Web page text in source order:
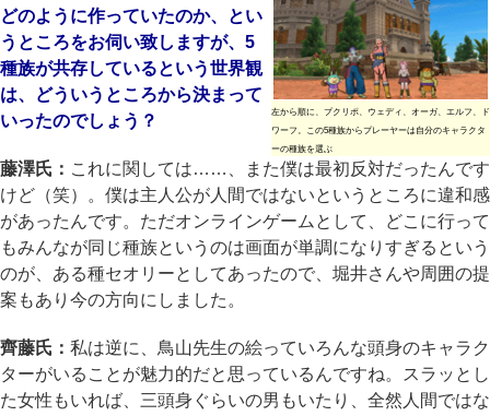
左から順に、プクリポ、ウェディ、オーガ、エルフ、ド
ワーフ。この5種族からプレーヤーは自分のキャラクタ
ーの種族を選ぶ
どのように作っていたのか、とい
うところをお伺い致しますが、5
種族が共存しているという世界観
は、どういうところから決まって
いったのでしょう？
藤澤氏： これに関しては……、また僕は最初反対だったんです
けど（笑）。僕は主人公が人間ではないというところに違和感
があったんです。ただオンラインゲームとして、どこに行って
もみんなが同じ種族というのは画面が単調になりすぎるという
のが、ある種セオリーとしてあったので、堀井さんや周囲の提
案もあり今の方向にしました。
齊藤氏： 私は逆に、鳥山先生の絵っていろんな頭身のキャラク
ターがいることが魅力的だと思っているんですね。スラッとし
た女性もいれば、三頭身ぐらいの男もいたり、全然人間ではな